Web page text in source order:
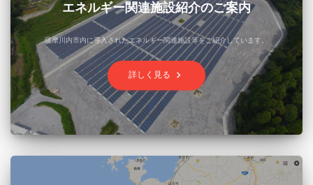
エネルギー関連施設紹介のご案内
薩摩川内市内に導入されたエネルギー関連施設等をご紹介しています。
詳しく見る keyboard_arrow_right